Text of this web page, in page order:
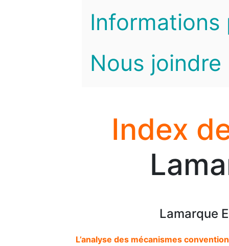
Informations
Nous joindre
Index
Lamarque
L’analyse des mécanismes